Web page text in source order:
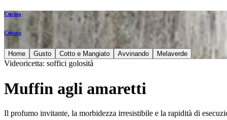
Cucina
Cucina
Home Gusto Cotto e Mangiato Avvinando Melaverde
Videoricetta: soffici golosità
Muffin agli amaretti
Il profumo invitante, la morbidezza irresistibile e la rapidità di